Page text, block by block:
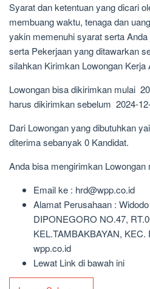
Syarat dan ketentuan yang dicari
membuang waktu, tenaga dan
yakin memenuhi syarat serta
serta Pekerjaan yang ditawarkan
silahkan Kirimkan Lowongan Kerja
Lowongan bisa dikirimkan mulai
harus dikirimkan sebelum 2024-
Dari Lowongan yang dibutuhkan
diterima sebanyak 0 Kandidat.
Anda bisa mengirimkan Lowongan
Email ke : hrd@wpp.co.id
Alamat Perusahaan :
DIPONEGORO NO.47,
KEL.TAMBAKBAYAN,
wpp.co.id
Lewat Link di bawah ini